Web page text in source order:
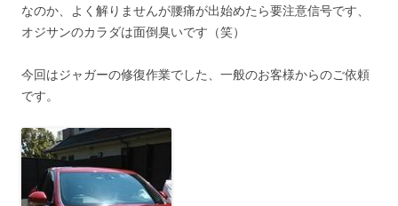
なのか、よく解りませんが腰痛が出始めたら要注意信号です、
オジサンのカラダは面倒臭いです（笑）
今回はジャガーの修復作業でした、一般のお客様からのご依頼
です。